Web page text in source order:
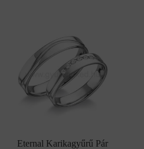
Eternal Karikagyűrű Pár